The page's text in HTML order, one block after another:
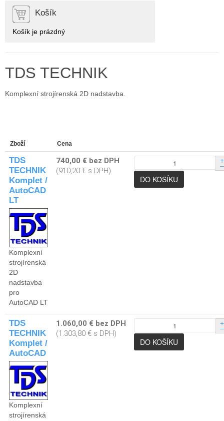
Košík
Košík je prázdný
TDS TECHNIK
Komplexní strojírenská 2D nadstavba.
Zboží Cena
TDS
TECHNIK
Komplet /
AutoCAD
LT
Komplexní
strojírenská
2D
nadstavba
pro
AutoCAD LT
740,00 € bez DPH
(910,20 € s DPH)
+
–
TDS
TECHNIK
Komplet /
AutoCAD
Komplexní
strojírenská
1.060,00 € bez DPH
(1.303,80 € s DPH)
+
–